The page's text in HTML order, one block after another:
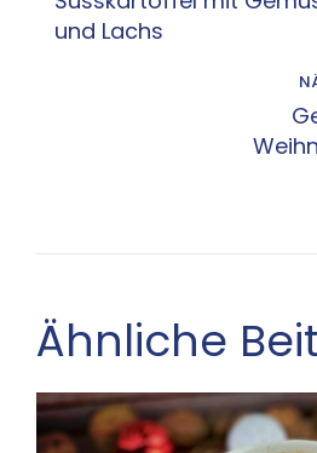
und Lachs
Ähnliche